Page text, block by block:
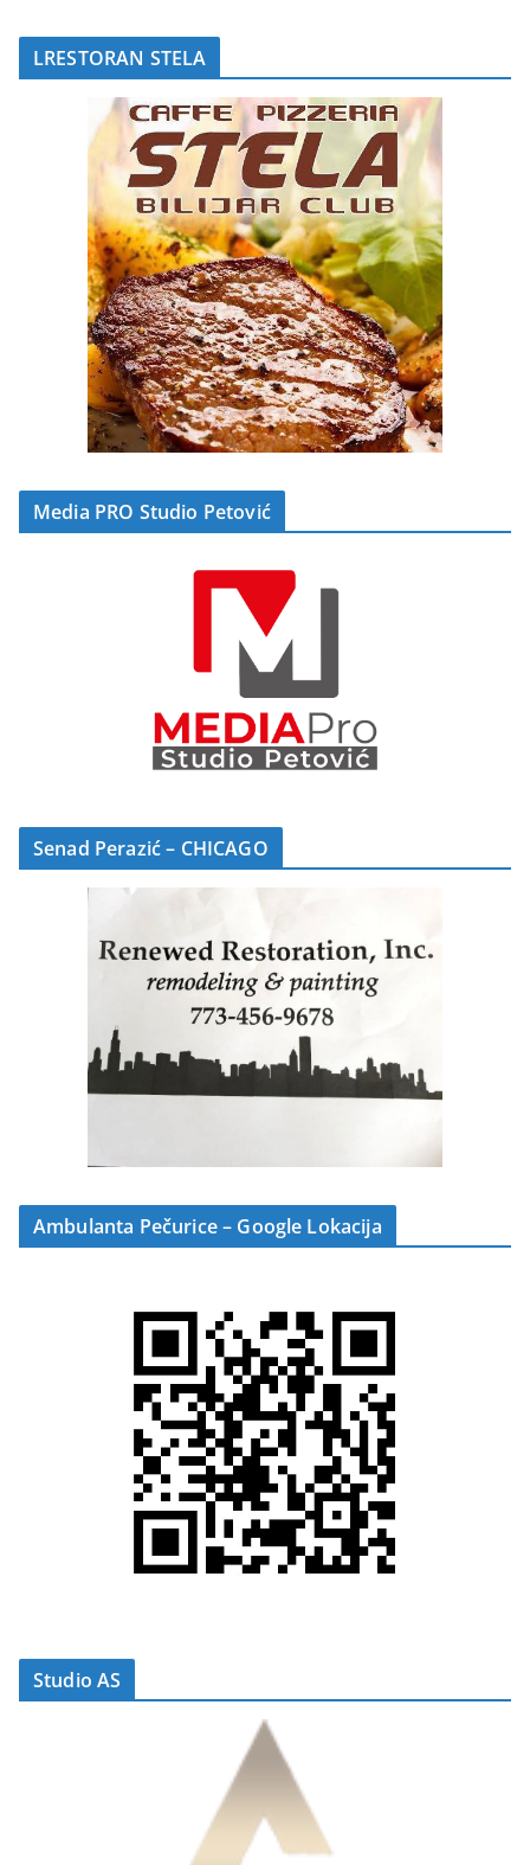
LRESTORAN STELA
Media PRO Studio Petović
Senad Perazić – CHICAGO
Ambulanta Pečurice – Google Lokacija
Studio AS